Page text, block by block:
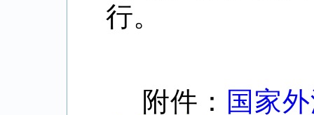
行。
附件： 国家